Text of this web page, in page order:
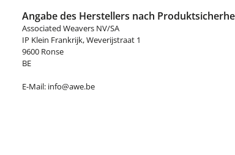
Angabe des Herstellers nach
Associated Weavers NV/SA
IP Klein Frankrijk, Weverijstraat 1
9600 Ronse
BE
E-Mail: info@awe.be